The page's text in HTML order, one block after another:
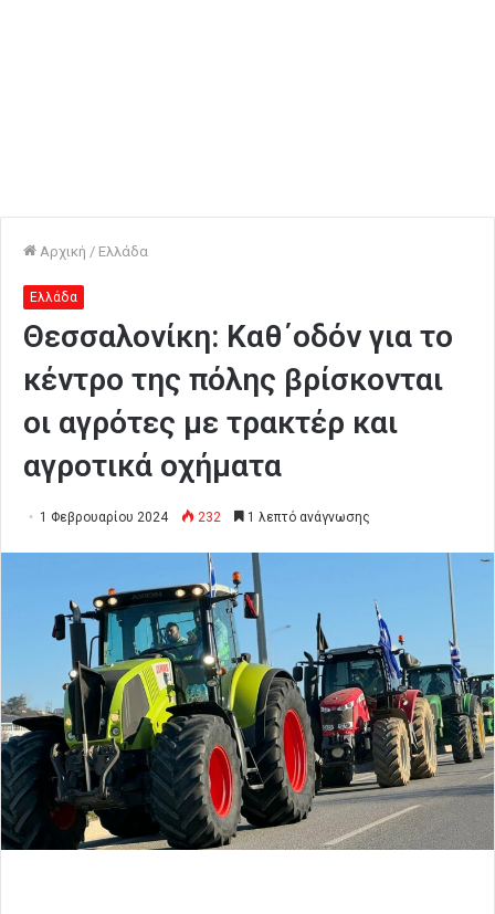
Αρχική / Ελλάδα
Ελλάδα
Θεσσαλονίκη: Καθ΄οδόν για το
κέντρο της πόλης βρίσκονται
οι αγρότες με τρακτέρ και
αγροτικά οχήματα
1 Φεβρουαρίου 2024 232 1 λεπτό ανάγνωσης